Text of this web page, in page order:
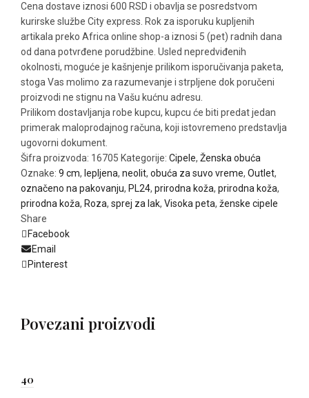
Cena dostave iznosi 600 RSD i obavlja se posredstvom
kurirske službe City express. Rok za isporuku kupljenih
artikala preko Africa online shop-a iznosi 5 (pet) radnih dana
od dana potvrđene porudžbine. Usled nepredviđenih
okolnosti, moguće je kašnjenje prilikom isporučivanja paketa,
stoga Vas molimo za razumevanje i strpljene dok poručeni
proizvodi ne stignu na Vašu kućnu adresu.
Prilikom dostavljanja robe kupcu, kupcu će biti predat jedan
primerak maloprodajnog računa, koji istovremeno predstavlja
ugovorni dokument.
Šifra proizvoda: 16705 Kategorije: Cipele, Ženska obuća
Oznake: 9 cm, lepljena, neolit, obuća za suvo vreme, Outlet,
označeno na pakovanju, PL24, prirodna koža, prirodna koža,
prirodna koža, Roza, sprej za lak, Visoka peta, ženske cipele
Share
Facebook
Email
Pinterest
Povezani proizvodi
40